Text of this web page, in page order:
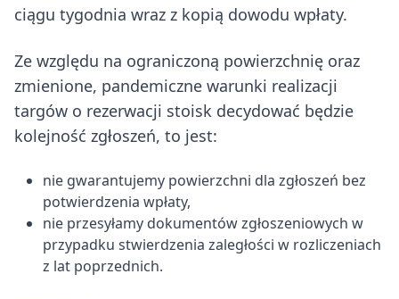
ciągu tygodnia wraz z kopią dowodu wpłaty.
Ze względu na ograniczoną powierzchnię oraz
zmienione, pandemiczne warunki realizacji
targów o rezerwacji stoisk decydować będzie
kolejność zgłoszeń, to jest:
nie gwarantujemy powierzchni dla zgłoszeń bez
potwierdzenia wpłaty,
nie przesyłamy dokumentów zgłoszeniowych w
przypadku stwierdzenia zaległości w rozliczeniach
z lat poprzednich.